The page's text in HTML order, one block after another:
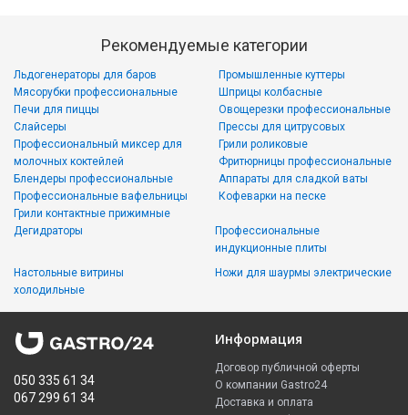
Рекомендуемые категории
Льдогенераторы для баров
Мясорубки профессиональные
Печи для пиццы
Слайсеры
Промышленные куттеры
Шприцы колбасные
Овощерезки профессиональные
Прессы для цитрусовых
Профессиональный миксер для
молочных коктейлей
Блендеры профессиональные
Профессиональные вафельницы
Грили контактные прижимные
Грили роликовые
Фритюрницы профессиональные
Аппараты для сладкой ваты
Кофеварки на песке
Дегидраторы
Настольные витрины
холодильные
Профессиональные
индукционные плиты
Ножи для шаурмы электрические
050 335 61 34
067 299 61 34
Информация
Договор публичной оферты
О компании Gastro24
Доставка и оплата